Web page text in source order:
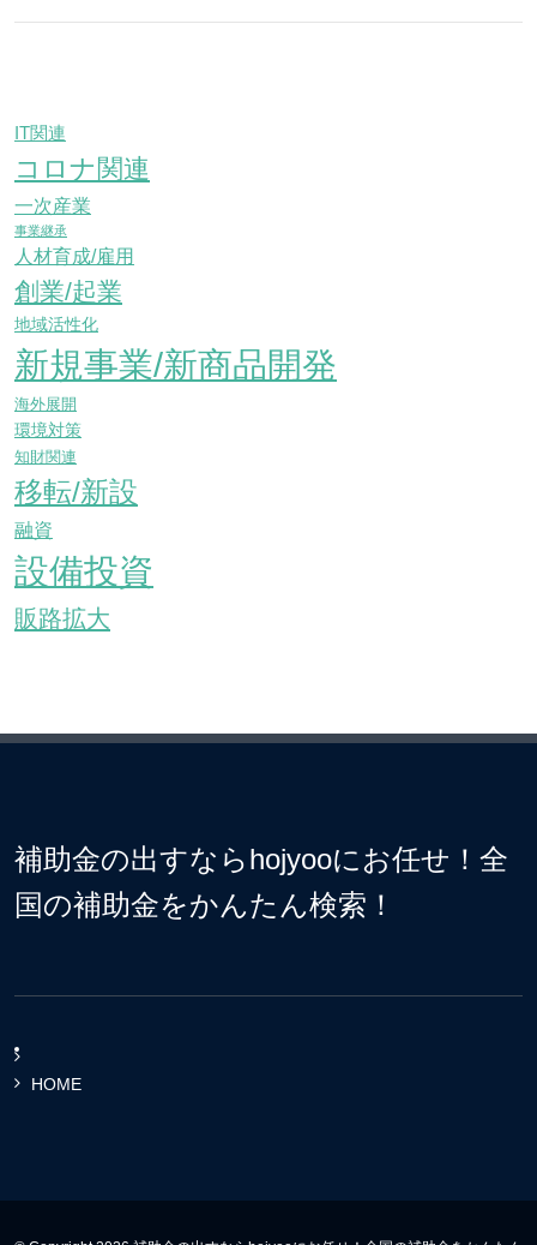
IT関連
コロナ関連
一次産業
事業継承
人材育成/雇用
創業/起業
地域活性化
新規事業/新商品開発
海外展開
環境対策
知財関連
移転/新設
融資
設備投資
販路拡大
補助金の出すならhojyooにお任せ！全
国の補助金をかんたん検索！
HOME